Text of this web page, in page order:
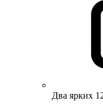
Два ярких